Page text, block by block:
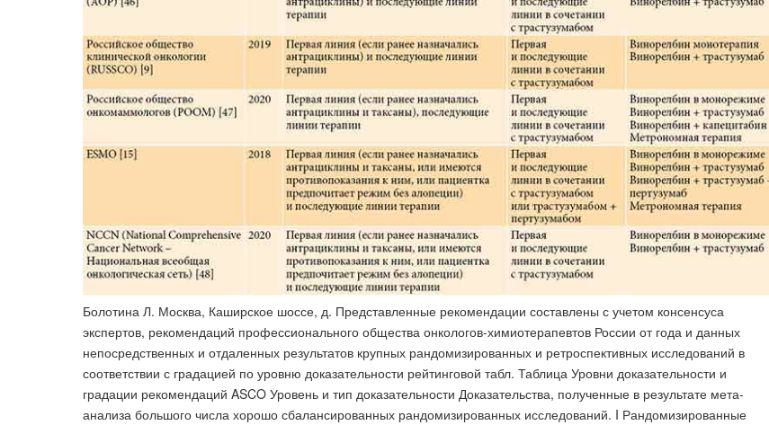
Болотина Л. Москва, Каширское шоссе, д. Представленные рекомендации составлены с учетом консенсуса
экспертов, рекомендаций профессионального общества онкологов-химиотерапевтов России от года и данных
непосредственных и отдаленных результатов крупных рандомизированных и ретроспективных исследований в
соответствии с градацией по уровню доказательности рейтинговой табл. Таблица Уровни доказательности и
градации рекомендаций ASCO Уровень и тип доказательности Доказательства, полученные в результате мета-
анализа большого числа хорошо сбалансированных рандомизированных исследований. I Рандомизированные